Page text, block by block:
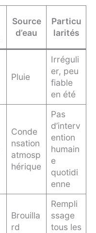
Source
d’eau
Particu
larités
Pluie
Irréguli
er, peu
fiable
en été
Conde
nsation
atmosp
hérique
Pas
d’interv
ention
humain
e
quotidi
enne
Brouilla
rd
Rempli
ssage
tous les